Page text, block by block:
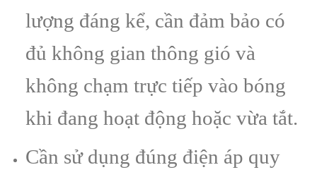
lượng đáng kể, cần đảm bảo có
đủ không gian thông gió và
không chạm trực tiếp vào bóng
khi đang hoạt động hoặc vừa tắt.
Cần sử dụng đúng điện áp quy